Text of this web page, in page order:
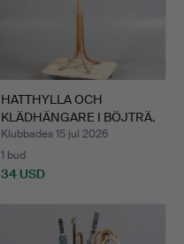
HATTHYLLA OCH
KLÄDHÄNGARE I BÖJTRÄ.
Klubbades 15 jul 2026
1 bud
34 USD